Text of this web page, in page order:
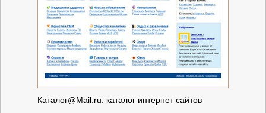
Каталог@Maіl.ru: каталог интернет сайтов